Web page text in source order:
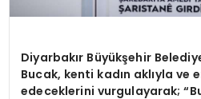
Diyarbakır Büyükşehir
Bucak, kenti kadın aklıyla ve
edeceklerini vurgulayarak;